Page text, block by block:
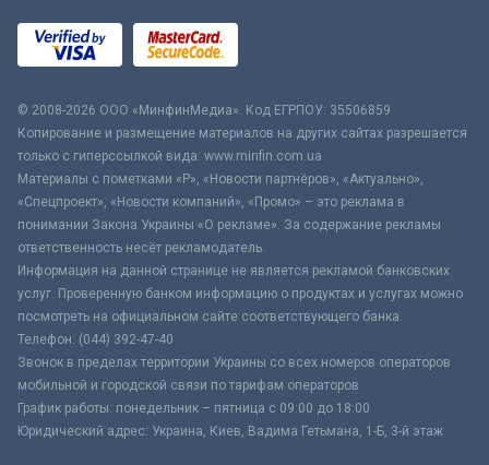
© 2008-2026 ООО «МинфинМедиа». Код ЕГРПОУ: 35506859
Копирование и размещение материалов на других сайтах разрешается
только с гиперссылкой вида: www.minfin.com.ua
Материалы с пометками «Р», «Новости партнёров», «Актуально»,
«Спецпроект», «Новости компаний», «Промо» – это реклама в
понимании Закона Украины «О рекламе». За содержание рекламы
ответственность несёт рекламодатель.
Информация на данной странице не является рекламой банковских
услуг. Проверенную банком информацию о продуктах и услугах можно
посмотреть на официальном сайте соответствующего банка.
Телефон: (044) 392-47-40
Звонок в пределах территории Украины со всех номеров операторов
мобильной и городской связи по тарифам операторов
График работы: понедельник – пятница с 09:00 до 18:00
Юридический адрес: Украина, Киев, Вадима Гетьмана, 1-Б, 3-й этаж